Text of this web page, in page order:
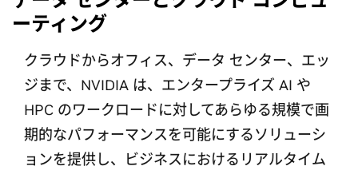
ーティング
クラウドからオフィス、データ センター、エッ
ジまで、NVIDIA は、エンタープライズ AI や
HPC のワークロードに対してあらゆる規模で画
期的なパフォーマンスを可能にするソリューシ
ョンを提供し、ビジネスにおけるリアルタイム